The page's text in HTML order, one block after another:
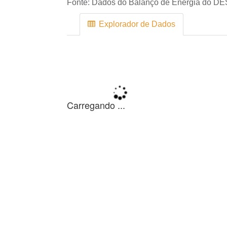
Fonte: Dados do Balanço de Energia do
Explorador de Dados